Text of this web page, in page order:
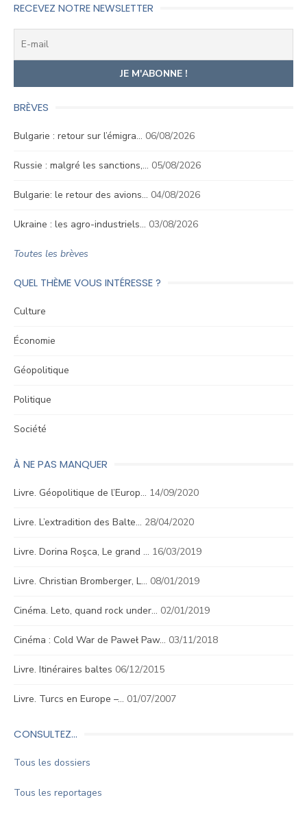
RECEVEZ NOTRE NEWSLETTER
BRÈVES
Bulgarie : retour sur l’émigra… 06/08/2026
Russie : malgré les sanctions,… 05/08/2026
Bulgarie: le retour des avions… 04/08/2026
Ukraine : les agro-industriels… 03/08/2026
Toutes les brèves
QUEL THÈME VOUS INTÉRESSE ?
Culture
Économie
Géopolitique
Politique
Société
À NE PAS MANQUER
Livre. Géopolitique de l’Europ… 14/09/2020
Livre. L’extradition des Balte… 28/04/2020
Livre. Dorina Roşca, Le grand … 16/03/2019
Livre. Christian Bromberger, L… 08/01/2019
Cinéma. Leto, quand rock under… 02/01/2019
Cinéma : Cold War de Paweł Paw… 03/11/2018
Livre. Itinéraires baltes 06/12/2015
Livre. Turcs en Europe –… 01/07/2007
CONSULTEZ…
Tous les dossiers
Tous les reportages